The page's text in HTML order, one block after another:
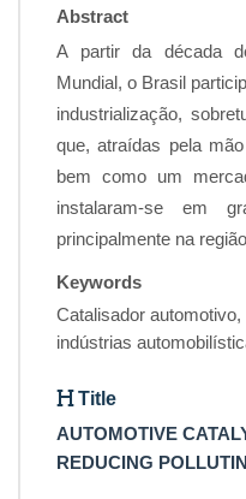
Abstract
A partir da década
Mundial, o Brasil
industrialização,
que, atraídas pela
bem como um
instalaram-se em
principalmente na
Keywords
Catalisador
indústrias
Title
AUTOMOTIVE
REDUCING